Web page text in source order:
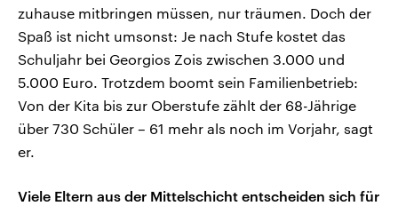
zuhause mitbringen müssen, nur träumen. Doch der
Spaß ist nicht umsonst: Je nach Stufe kostet das
Schuljahr bei Georgios Zois zwischen 3.000 und
5.000 Euro. Trotzdem boomt sein Familienbetrieb:
Von der Kita bis zur Oberstufe zählt der 68-Jährige
über 730 Schüler – 61 mehr als noch im Vorjahr, sagt
er.
Viele Eltern aus der Mittelschicht entscheiden sich für